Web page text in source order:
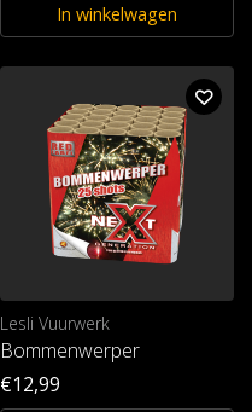
In winkelwagen
Lesli Vuurwerk
Bommenwerper
€12,99